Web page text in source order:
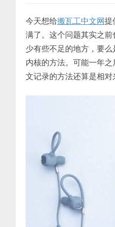
今天想给搬瓦工中文网提
满了。这个问题其实之
少有些不足的地方，要
内核的方法。可能一年
文记录的方法还算是相对